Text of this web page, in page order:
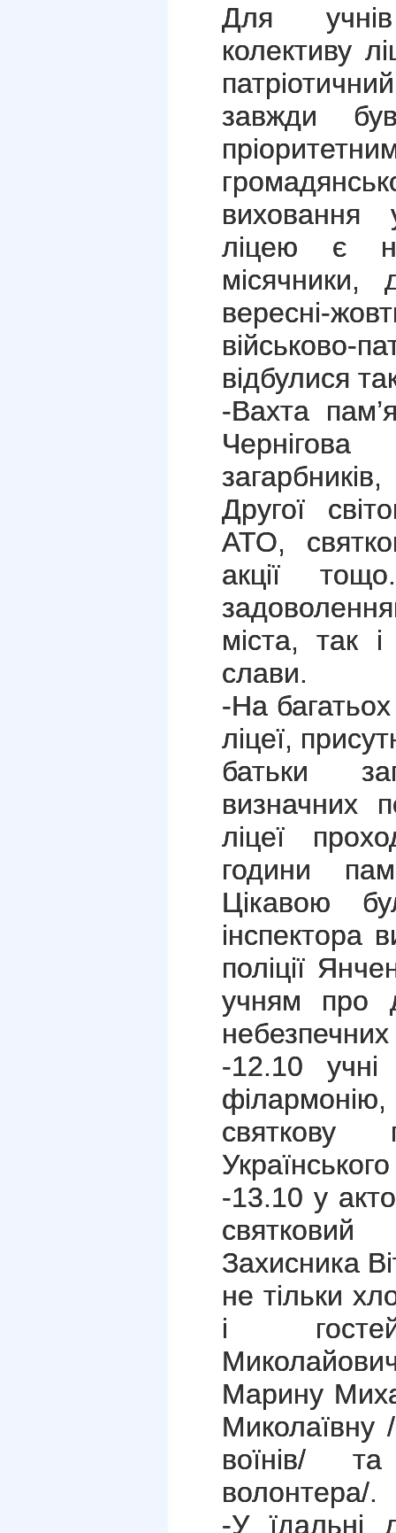
Для
колективу
завжди
виховання
ліцею є
вересні-
військово-
відбулися
-Вахта
Другої
АТО,
акції
міста, так
слави.
-На
ліцеї,
батьки
визначних
ліцеї
години
Цікавою
інспектора
поліції
учням про
-12.10 учні
-13.10 у
Захисника
не тільки
і
Марину
Миколаївну
воїнів/
волонтера/.
-У їдальні